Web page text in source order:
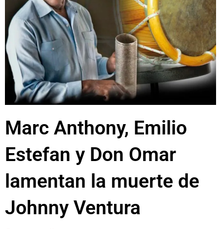
Marc Anthony, Emilio
Estefan y Don Omar
lamentan la muerte de
Johnny Ventura